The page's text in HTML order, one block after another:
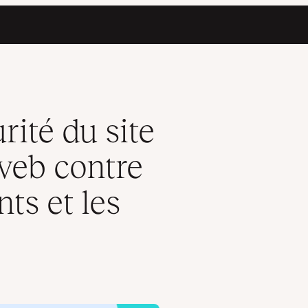
les logiciels malveillants et les spams
du site
contre
et les